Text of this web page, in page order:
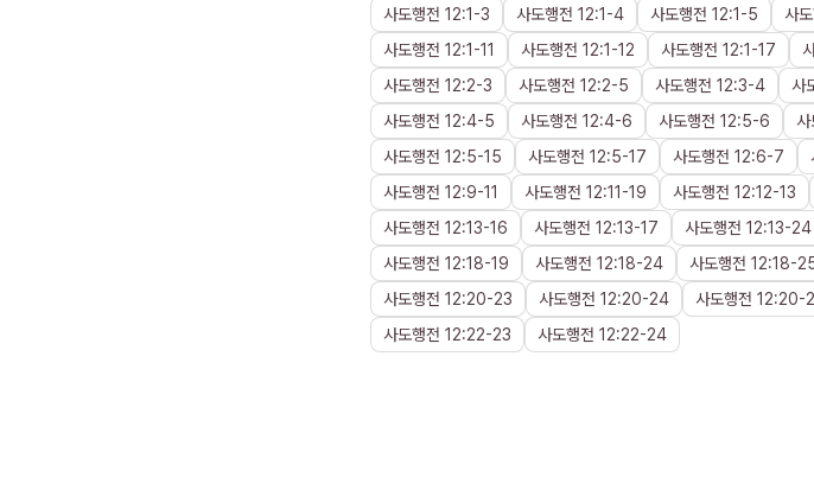
사도행전 12:1 -3 사도행전 12:1 -4 사도행전 12:1 -5 사
사도행전 12:1 -11 사도행전 12:1 -12 사도행전 12:1 -17
사도행전 12:2-3 사도행전 12:2-5 사도행전 12:3-4 사
사도행전 12:4-5 사도행전 12:4-6 사도행전 12:5-6 사
사도행전 12:5-15 사도행전 12:5-17 사도행전 12:6-7
사도행전 12:9-11 사도행전 12:11 -19 사도행전 12:12-13
사도행전 12:13-16 사도행전 12:13-17 사도행전 12:13-24
사도행전 12:18-19 사도행전 12:18-24 사도행전 12:18-
사도행전 12:20-23 사도행전 12:20-24 사도행전 12:20-
사도행전 12:22-23 사도행전 12:22-24